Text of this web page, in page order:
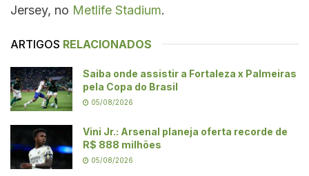
Jersey, no Metlife Stadium.
ARTIGOS RELACIONADOS
Saiba onde assistir a Fortaleza x Palmeiras
pela Copa do Brasil
05/08/2026
Vini Jr.: Arsenal planeja oferta recorde de
R$ 888 milhões
05/08/2026